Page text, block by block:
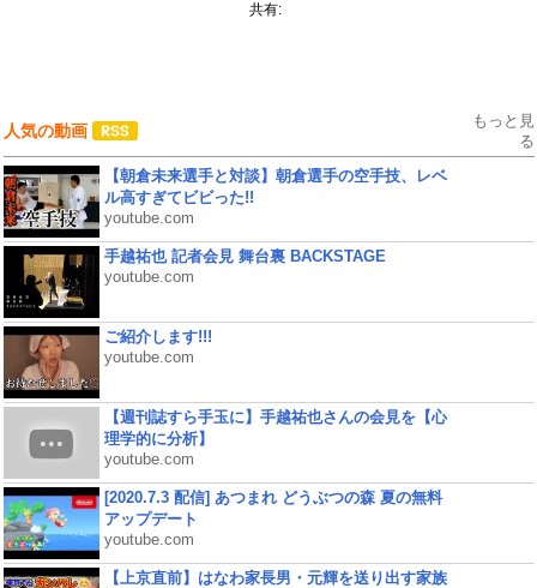
共有:
人気の動画
もっと見
る
【朝倉未来選手と対談】朝倉選手の空手技、レベ
ル高すぎてビビった!!
youtube.com
手越祐也 記者会見 舞台裏 BACKSTAGE
youtube.com
ご紹介します!!!
youtube.com
【週刊誌すら手玉に】手越祐也さんの会見を【心
理学的に分析】
youtube.com
[2020.7.3 配信] あつまれ どうぶつの森 夏の無料
アップデート
youtube.com
【上京直前】はなわ家長男・元輝を送り出す家族